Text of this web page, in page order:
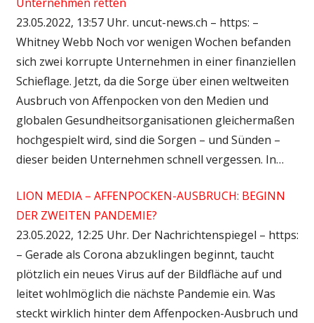
23.05.2022, 13:57 Uhr. uncut-news.ch – https: –
Whitney Webb Noch vor wenigen Wochen befanden
sich zwei korrupte Unternehmen in einer finanziellen
Schieflage. Jetzt, da die Sorge über einen weltweiten
Ausbruch von Affenpocken von den Medien und
globalen Gesundheitsorganisationen gleichermaßen
hochgespielt wird, sind die Sorgen – und Sünden –
dieser beiden Unternehmen schnell vergessen. In…
LION MEDIA – AFFENPOCKEN-AUSBRUCH: BEGINN
DER ZWEITEN PANDEMIE?
23.05.2022, 12:25 Uhr. Der Nachrichtenspiegel – https:
– Gerade als Corona abzuklingen beginnt, taucht
plötzlich ein neues Virus auf der Bildfläche auf und
leitet wohlmöglich die nächste Pandemie ein. Was
steckt wirklich hinter dem Affenpocken-Ausbruch und